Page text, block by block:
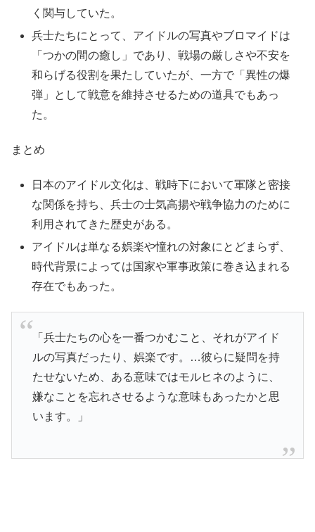
く関与していた。
兵士たちにとって、アイドルの写真やブロマイドは
「つかの間の癒し」であり、戦場の厳しさや不安を
和らげる役割を果たしていたが、一方で「異性の爆
弾」として戦意を維持させるための道具でもあっ
た。
まとめ
日本のアイドル文化は、戦時下において軍隊と密接
な関係を持ち、兵士の士気高揚や戦争協力のために
利用されてきた歴史がある。
アイドルは単なる娯楽や憧れの対象にとどまらず、
時代背景によっては国家や軍事政策に巻き込まれる
存在でもあった。
「兵士たちの心を一番つかむこと、それがアイド
ルの写真だったり、娯楽です。…彼らに疑問を持
たせないため、ある意味ではモルヒネのように、
嫌なことを忘れさせるような意味もあったかと思
います。」